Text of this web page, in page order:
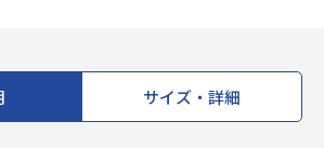
サイズ・詳細